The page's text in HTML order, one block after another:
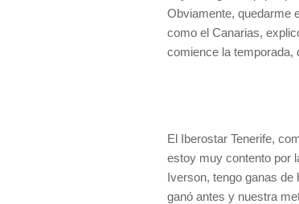
Obviamente, quedarme
como el Canarias,
comience la temporada,
El Iberostar Tenerife,
estoy muy contento por
Iverson, tengo ganas
ganó antes y nuestra